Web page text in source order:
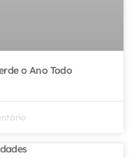
o Ano Todo